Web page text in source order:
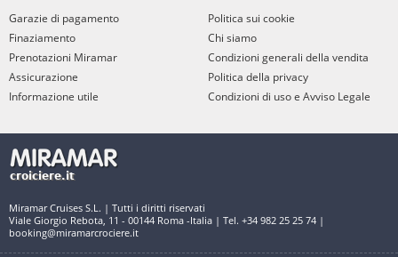
Garazie di pagamento
Finaziamento
Prenotazioni Miramar
Assicurazione
Informazione utile
Politica sui cookie
Chi siamo
Condizioni generali della vendita
Politica della privacy
Condizioni di uso e Avviso Legale
Miramar Cruises S.L. | Tutti i diritti riservati
Viale Giorgio Rebota, 11 - 00144 Roma -Italia | Tel. +34 982 25 25 74 |
booking@miramarcrociere.it